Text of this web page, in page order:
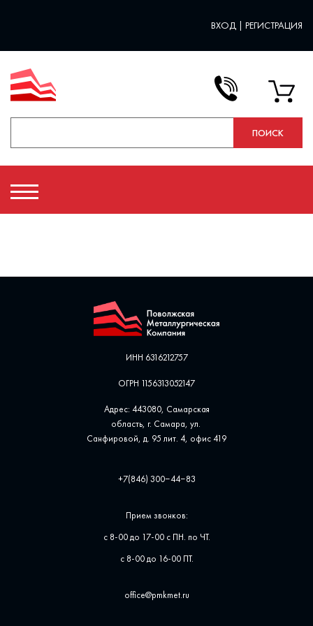
ВХОД | РЕГИСТРАЦИЯ
ИНН 6316212757
ОГРН 1156313052147
Адрес: 443080, Самарская
область, г. Самара, ул. ​
Санфировой, д. 95 лит. 4, офис ​419
+7(846) 300‒44‒83
Прием звонков:
с 8-00 до 17-00 с ПН. по ЧТ.
с 8-00 до 16-00 ПТ.
office@pmkmet.ru